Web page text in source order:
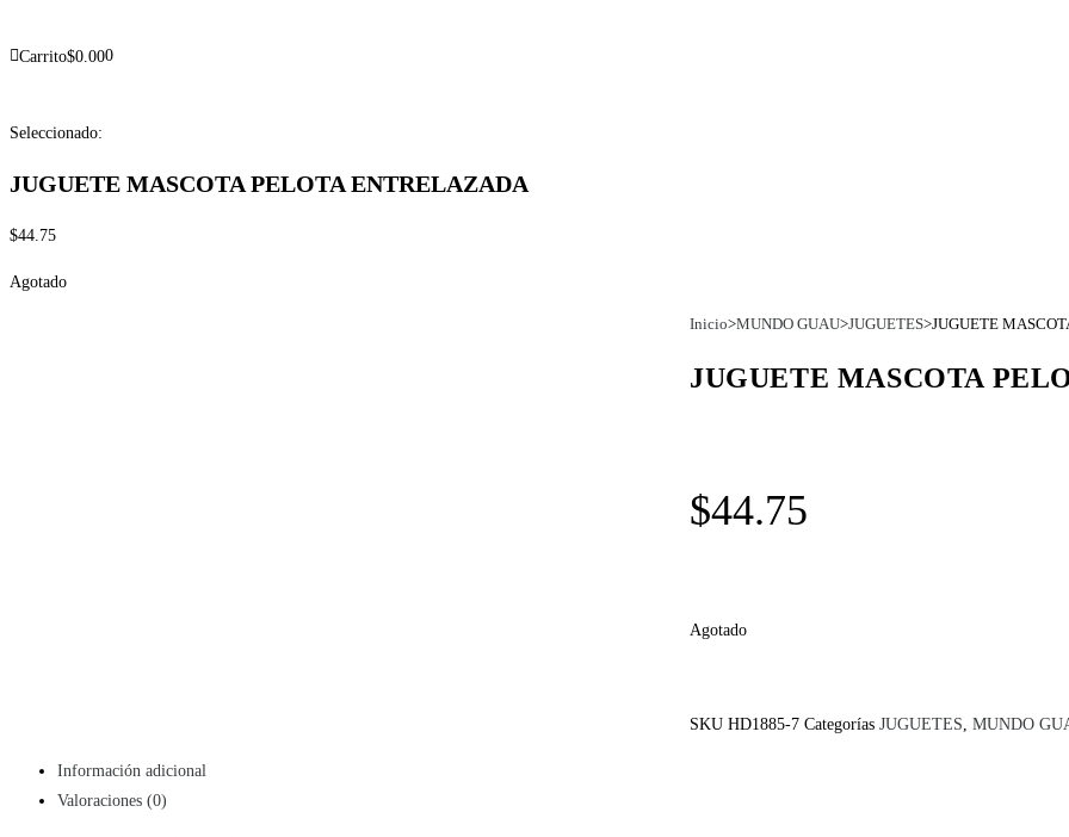
Carrito$0.000
Seleccionado:
JUGUETE MASCOTA PELOTA ENTRELAZADA
$44.75
Agotado
Inicio>MUNDO GUAU>JUGUETES>JUGUETE
JUGUETE MASCOTA
$44.75
Agotado
SKU HD1885-7 Categorías JUGUETES, MUNDO
Información adicional
Valoraciones (0)